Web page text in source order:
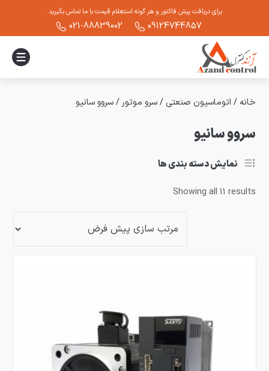
برای دریافت پیش فاکتور و هر گونه استعلام قیمت با ما تماس بگیرید.
09124744857
021-88839002
خانه / اتوماسیون صنعتی /سرو موتور /سروو سانیو
سروو سانیو
نمایش دسته بندی ها
Showing all 11 results